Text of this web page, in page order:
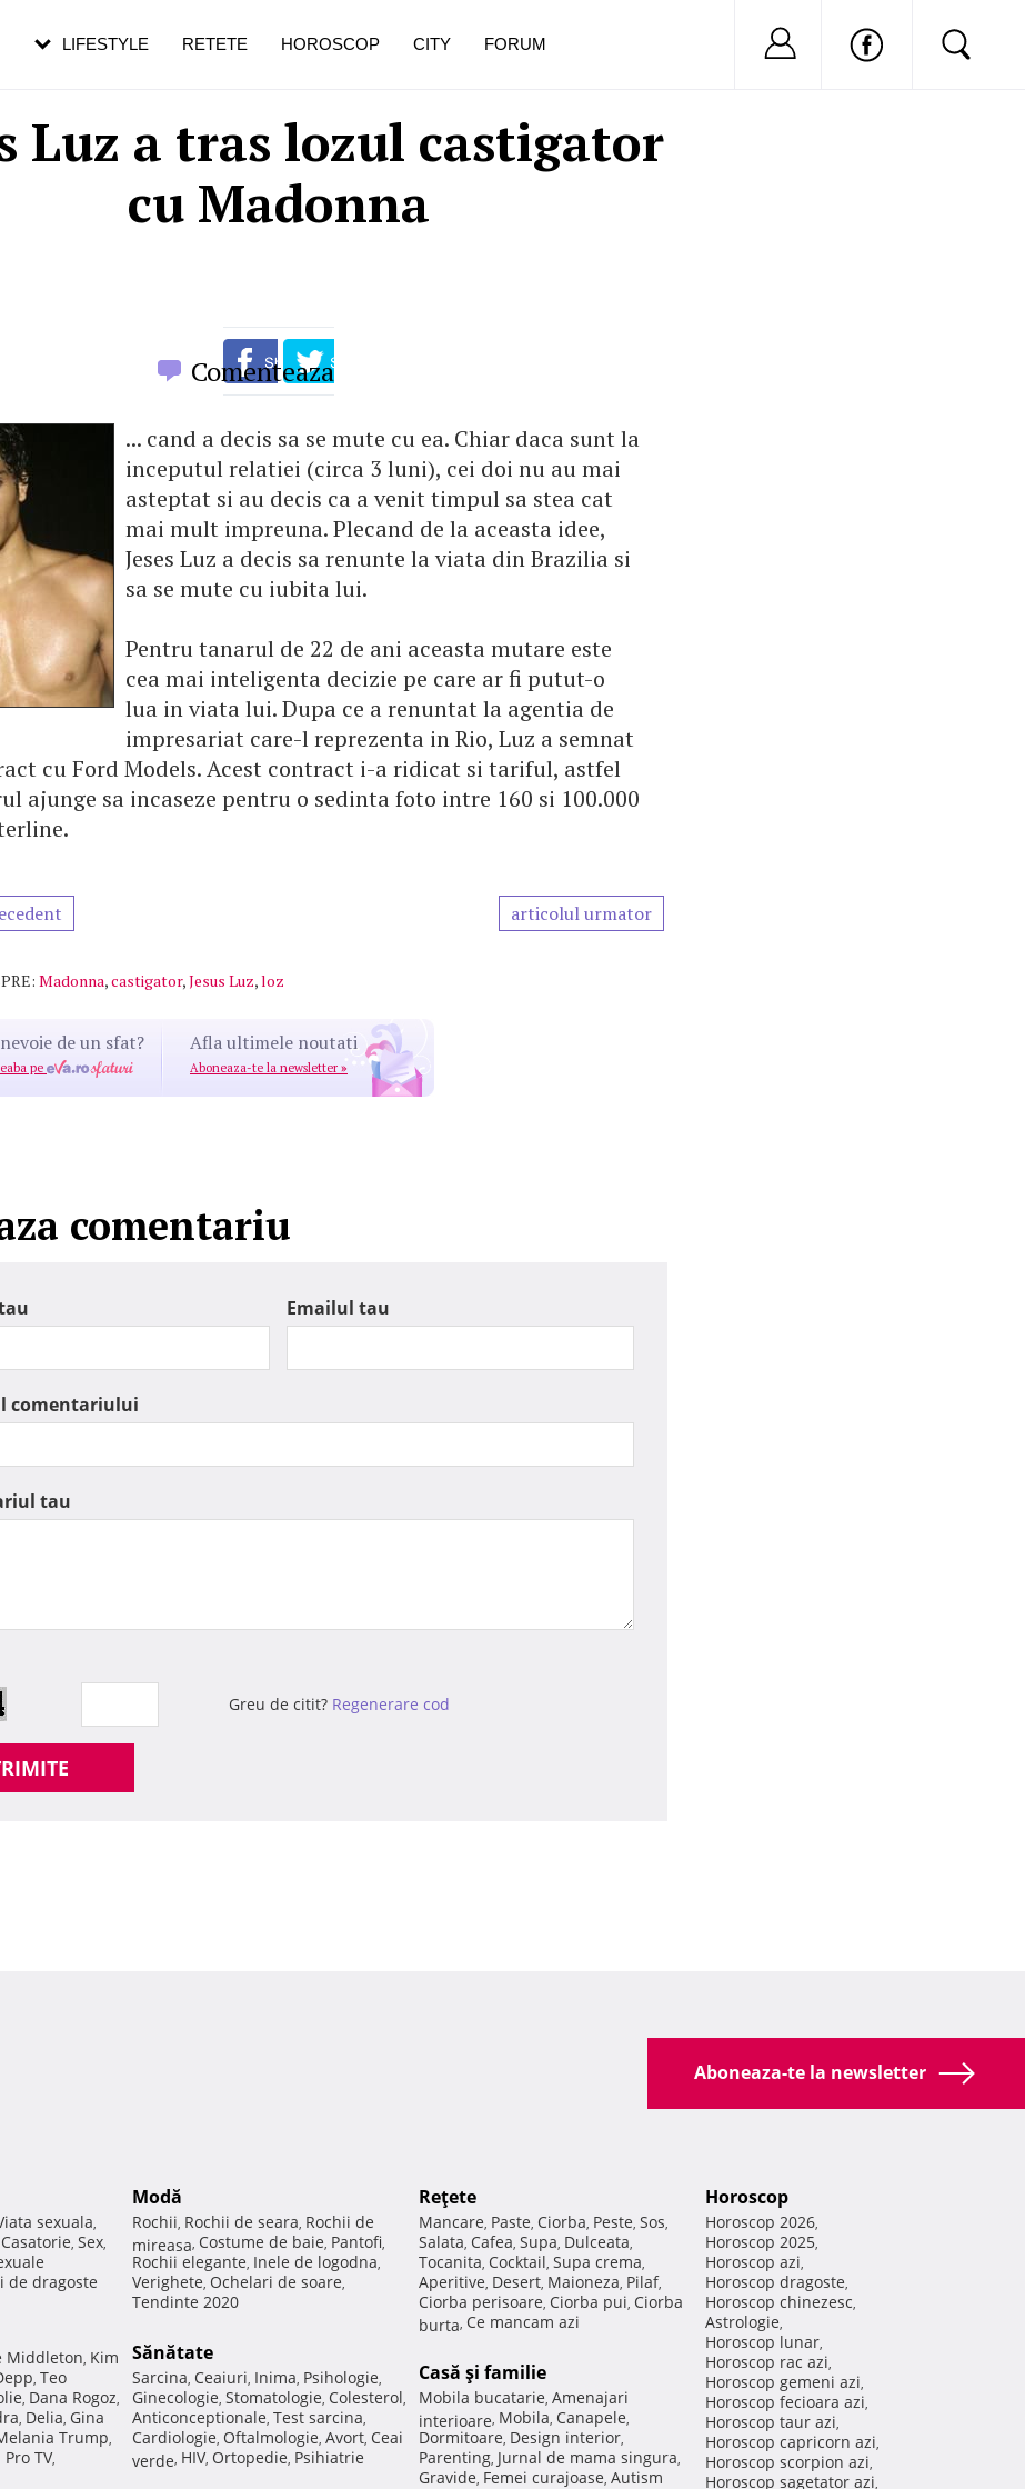
Luz a tras lozul castigator
cu Madonna
Comenteaza
... cand a decis sa se mute cu ea. Chiar daca sunt la
inceputul relatiei (circa 3 luni), cei doi nu au mai
asteptat si au decis ca a venit timpul sa stea cat
mai mult impreuna. Plecand de la aceasta idee,
Jeses Luz a decis sa renunte la viata din Brazilia si
sa se mute cu iubita lui.
Pentru tanarul de 22 de ani aceasta mutare este
cea mai inteligenta decizie pe care ar fi putut-o
lua in viata lui. Dupa ce a renuntat la agentia de
impresariat care-l reprezenta in Rio, Luz a semnat
cu Ford Models. Acest contract i-a ridicat si tariful, astfel
ajunge sa incaseze pentru o sedinta foto intre 160 si 100.000
articolul urmator
Madonna,castigator,Jesus Luz,loz
de un sfat?
pe
Afla ultimele noutati
Aboneaza-te la newsletter »
comentariu
Emailul tau
comentariului
tau
Greu de citit? Regenerare cod
LIFESTYLE RETETE HOROSCOP CITY FORUM Nu ai cont?
pe măsură ce înaintezi în vârstă
Aboneaza-te la newsletter
sexuala,
Casatorie, Sex,
de dragoste
Middleton, Kim
, Teo
, Dana Rogoz,
, Delia, Gina
Trump,
TV,
Modă
Rochii, Rochii de seara, Rochii de
mireasa, Costume de baie, Pantofi,
Rochii elegante, Inele de logodna,
Verighete, Ochelari de soare,
Tendinte 2020
Sănătate
Sarcina, Ceaiuri, Inima, Psihologie,
Ginecologie, Stomatologie, Colesterol,
Anticonceptionale, Test sarcina,
Cardiologie, Oftalmologie, Avort, Ceai
verde, HIV, Ortopedie, Psihiatrie
Reţete
Mancare, Paste, Ciorba, Peste, Sos,
Salata, Cafea, Supa, Dulceata,
Tocanita, Cocktail, Supa crema,
Aperitive, Desert, Maioneza, Pilaf,
Ciorba perisoare, Ciorba pui, Ciorba
burta, Ce mancam azi
Casă şi familie
Mobila bucatarie, Amenajari
interioare, Mobila, Canapele,
Dormitoare, Design interior,
Parenting, Jurnal de mama singura,
Gravide, Femei curajoase, Autism
Horoscop
Horoscop 2026,
Horoscop 2025,
Horoscop azi,
Horoscop dragoste,
Horoscop chinezesc,
Astrologie,
Horoscop lunar,
Horoscop rac azi,
Horoscop gemeni azi,
Horoscop fecioara azi,
Horoscop taur azi,
Horoscop capricorn azi,
Horoscop scorpion azi,
Horoscop sagetator azi,